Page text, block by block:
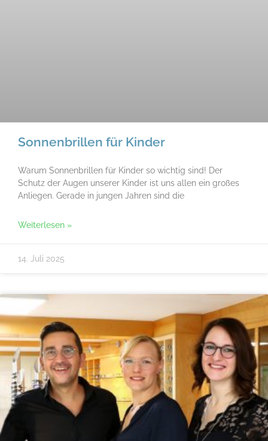
Sonnenbrillen für Kinder
Warum Sonnenbrillen für Kinder so wichtig sind! Der
Schutz der Augen unserer Kinder ist uns allen ein großes
Anliegen. Gerade in jungen Jahren sind die
Weiterlesen »
14. Juli 2025